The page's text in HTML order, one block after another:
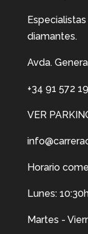
diamantes.
Avda.
+34 91 572
VER
Horario
Lunes:
Martes -